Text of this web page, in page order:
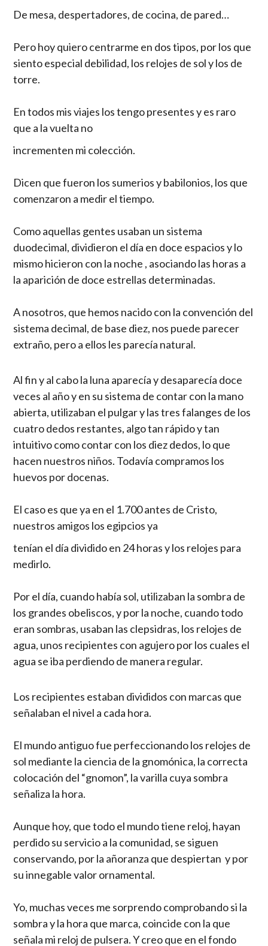
De mesa, despertadores, de cocina, de pared…
Pero hoy quiero centrarme en dos tipos, por los que
siento especial debilidad, los relojes de sol y los de
torre.
En todos mis viajes los tengo presentes y es raro
que a la vuelta no
incrementen mi colección.
Dicen que fueron los sumerios y babilonios, los que
comenzaron a medir el tiempo.
Como aquellas gentes usaban un sistema
duodecimal, dividieron el día en doce espacios y lo
mismo hicieron con la noche , asociando las horas a
la aparición de doce estrellas determinadas.
A nosotros, que hemos nacido con la convención del
sistema decimal, de base diez, nos puede parecer
extraño, pero a ellos les parecía natural.
Al fin y al cabo la luna aparecía y desaparecía doce
veces al año y en su sistema de contar con la mano
abierta, utilizaban el pulgar y las tres falanges de los
cuatro dedos restantes, algo tan rápido y tan
intuitivo como contar con los diez dedos, lo que
hacen nuestros niños. Todavía compramos los
huevos por docenas.
El caso es que ya en el 1.700 antes de Cristo,
nuestros amigos los egipcios ya
tenían el día dividido en 24 horas y los relojes para
medirlo.
Por el día, cuando había sol, utilizaban la sombra de
los grandes obeliscos, y por la noche, cuando todo
eran sombras, usaban las clepsidras, los relojes de
agua, unos recipientes con agujero por los cuales el
agua se iba perdiendo de manera regular.
Los recipientes estaban divididos con marcas que
señalaban el nivel a cada hora.
El mundo antiguo fue perfeccionando los relojes de
sol mediante la ciencia de la gnomónica, la correcta
colocación del “gnomon”, la varilla cuya sombra
señaliza la hora.
Aunque hoy, que todo el mundo tiene reloj, hayan
perdido su servicio a la comunidad, se siguen
conservando, por la añoranza que despiertan y por
su innegable valor ornamental.
Yo, muchas veces me sorprendo comprobando si la
sombra y la hora que marca, coincide con la que
señala mi reloj de pulsera. Y creo que en el fondo